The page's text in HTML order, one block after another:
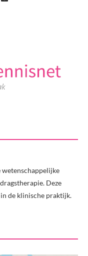
wetenschappelijke
Deze
de klinische praktijk.